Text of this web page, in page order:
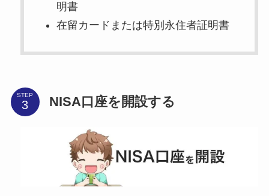
明書
在留カードまたは特別永住者証明書
STEP NISA口座を開設する